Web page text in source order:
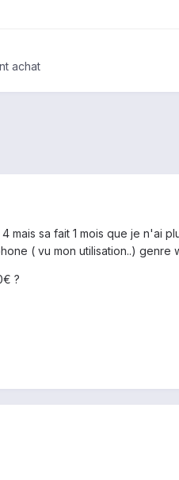
achat
mais sa fait 1 mois que je n'ai
( vu mon utilisation..)
?